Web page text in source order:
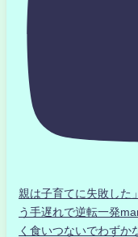
親は子育てに失敗した
う手遅れで逆転一発
く食いつないでわずか